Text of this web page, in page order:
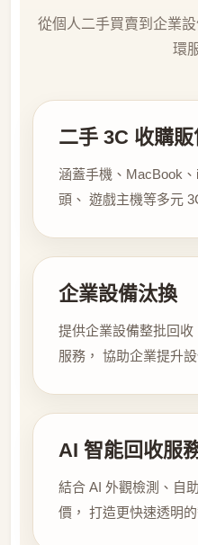
從個人二手買賣到企業
環
二手 3C 收購販
涵蓋手機、MacBook
頭、 遊戲主機等多元
企業設備汰換
提供企業設備整批回
服務， 協助企業提升
AI 智能回收服
結合 AI 外觀檢測、自
價， 打造更快速透明